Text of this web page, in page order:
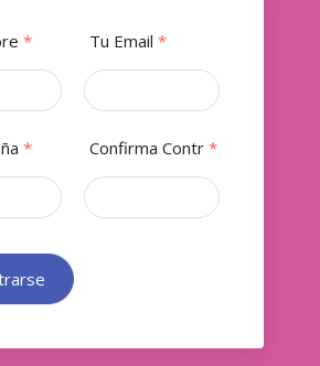
* Tu Email *
* Confirma Contr *